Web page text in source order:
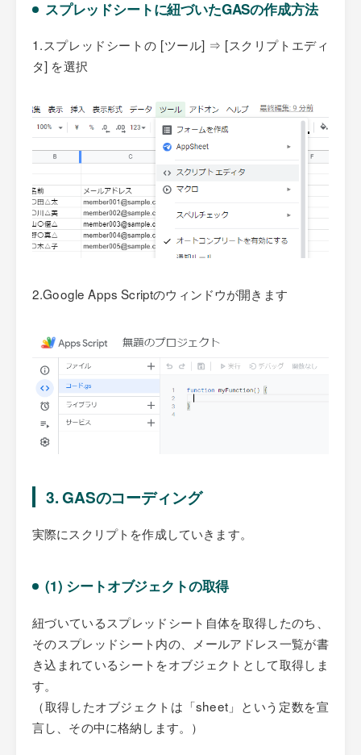
スプレッドシートに紐づいたGASの作成方法
1.スプレッドシートの [ツール] ⇒ [スクリプトエディ
タ] を選択
2.Google Apps Scriptのウィンドウが開きます
3. GASのコーディング
実際にスクリプトを作成していきます。
(1) シートオブジェクトの取得
紐づいているスプレッドシート自体を取得したのち、
そのスプレッドシート内の、メールアドレス一覧が書
き込まれているシートをオブジェクトとして取得しま
す。
（取得したオブジェクトは「sheet」という定数を宣
言し、その中に格納します。）